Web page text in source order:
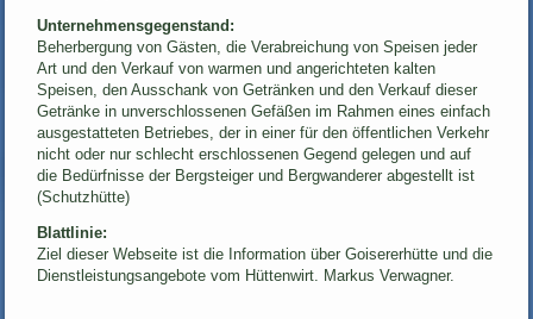
Unternehmensgegenstand:
Beherbergung von Gästen, die Verabreichung von Speisen jeder
Art und den Verkauf von warmen und angerichteten kalten
Speisen, den Ausschank von Getränken und den Verkauf dieser
Getränke in unverschlossenen Gefäßen im Rahmen eines einfach
ausgestatteten Betriebes, der in einer für den öffentlichen Verkehr
nicht oder nur schlecht erschlossenen Gegend gelegen und auf
die Bedürfnisse der Bergsteiger und Bergwanderer abgestellt ist
(Schutzhütte)
Blattlinie:
Ziel dieser Webseite ist die Information über Goisererhütte und die
Dienstleistungsangebote vom Hüttenwirt. Markus Verwagner.